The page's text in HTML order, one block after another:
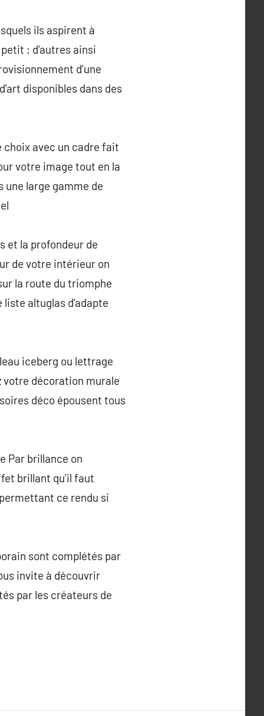
ils aspirent à
; d’autres ainsi
d’une
disponibles dans des
choix avec un cadre fait
votre image tout en la
large gamme de
et la profondeur de
de votre intérieur on
la route du triomphe
altuglas d’adapte
iceberg ou lettrage
votre décoration murale
déco épousent tous
Par brillance on
brillant qu’il faut
ce rendu si
sont complétés par
invite à découvrir
par les créateurs de